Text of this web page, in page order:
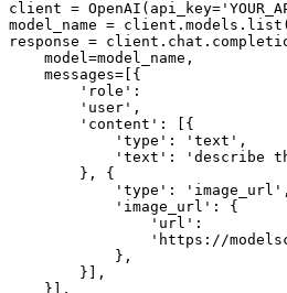
client =
model_name =
response =
    model=model_name,
    messages=[{
        'role':
        'user',
        'content': [{
            'type': 'text',
'text': 'describe
        }, {
            'type': 'image_url',
            'image_url': {
                'url':
'https://
            },
        }],
    }],